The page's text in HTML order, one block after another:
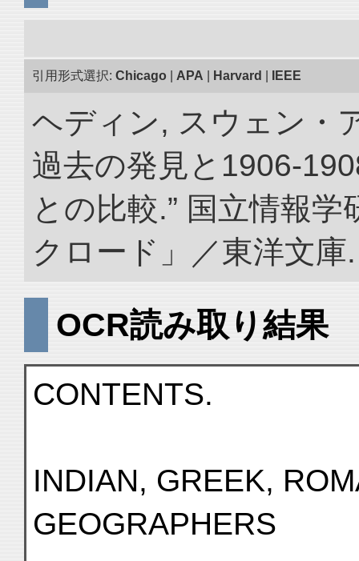
引用形式選択: Chicago APA Harvard IEEE
ヘディン, スウェン・
過去の発見と1906-
との比較.” 国立情報
クロード」／東洋文
OCR読み取り結果
CONTENTS.
INDIAN, GREEK,
GEOGRAPHERS